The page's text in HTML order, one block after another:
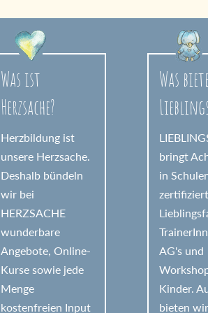
Was ist
Herzsache?
Herzbildung ist
unsere Herzsache.
Deshalb bündeln
wir bei
HERZSACHE
wunderbare
Angebote, Online-
Kurse sowie jede
Menge
kostenfreien Input
Was
bringt
in
AG's und
Kinder.
bieten wir